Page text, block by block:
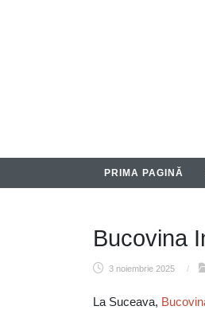
PRIMA PAGINĂ
Bucovina
3 noiembrie 2025 /
La Suceava,